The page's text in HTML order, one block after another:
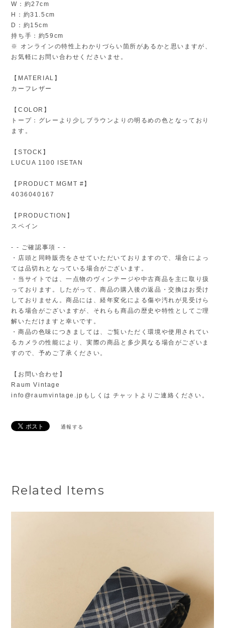
W：約27cm
H：約31.5cm
D：約15cm
持ち手：約59cm
※ オンラインの特性上わかりづらい箇所があるかと思いますが、
お気軽にお問い合わせくださいませ。
【MATERIAL】
カーフレザー
【COLOR】
トープ：グレーより少しブラウンよりの明るめの色となっており
ます。
【STOCK】
LUCUA 1100 ISETAN
【PRODUCT MGMT #】
4036040167
【PRODUCTION】
スペイン
- - ご確認事項 - -
・店頭と同時販売をさせていただいておりますので、場合によっ
ては品切れとなっている場合がございます。
・当サイトでは、一点物のヴィンテージや中古商品を主に取り扱
っております。したがって、商品の購入後の返品・交換はお受け
しておりません。商品には、経年変化による傷や汚れが見受けら
れる場合がございますが、それらも商品の歴史や特性としてご理
解いただけますと幸いです。
・商品の色味につきましては、ご覧いただく環境や使用されてい
るカメラの性能により、実際の商品と多少異なる場合がございま
すので、予めご了承ください。
【お問い合わせ】
Raum Vintage
info@raumvintage.jp もしくは チャットよりご連絡ください。
通報する
Related Items